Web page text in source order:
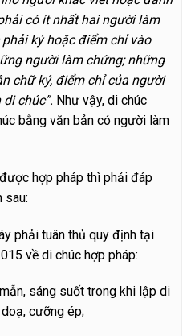
có ít nhất hai người làm
ký hoặc điểm chỉ vào
người làm chứng; những
chữ ký, điểm chỉ của người
chúc”. Như vậy, di chúc
bằng văn bản có người làm
hợp pháp thì phải đáp
sau:
phải tuân thủ quy định tại
về di chúc hợp pháp:
sáng suốt trong khi lập di
cưỡng ép;